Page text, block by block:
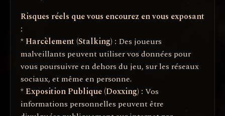
Risques réels que vous encourez en vous exposant
:
*Harcèlement (Stalking) : Des joueurs
malveillants peuvent utiliser vos données pour
vous poursuivre en dehors du jeu, sur les réseaux
sociaux, et même en personne.
*Exposition Publique (Doxxing) : Vos
informations personnelles peuvent être